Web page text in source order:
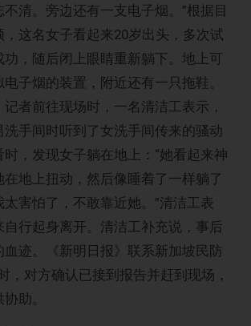
清。旁边还有一支电子烟。”根据目
这名女子看起来20岁出头，多次试
功，随后闭上眼睛重新躺下。地上可
子烟的装置，附近还有一只拖鞋。
者前往现场时，一名清洁工表示，
洗手间时听到了女洗手间传来的骚动
，发现女子躺在地上：“她看起来神
地上扭动，然后像睡着了一样躺了
害怕了，不敢靠近她。”清洁工表
自行起身离开。清洁工补充说，事后
血迹。《新明日报》联系新加坡民防
，对方确认已接到报告并赶到现场，
助。